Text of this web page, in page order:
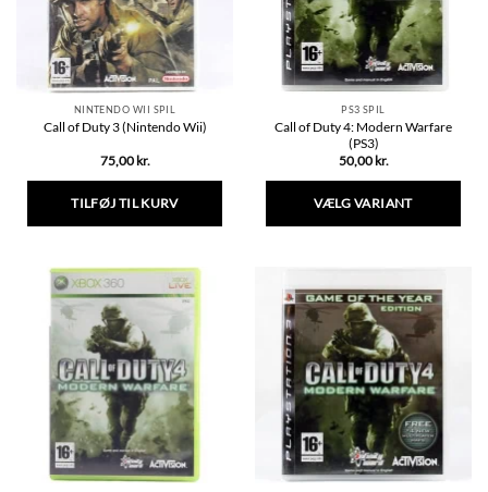
NINTENDO WII SPIL
Call of Duty 3 (Nintendo Wii)
75,00 kr.
TILFØJ TIL KURV
PS3 SPIL
Call of Duty 4: Modern Warfare
(PS3)
50,00 kr.
VÆLG VARIANT
flere
varianter.
Mulighederne
kan
vælges
på
varesiden